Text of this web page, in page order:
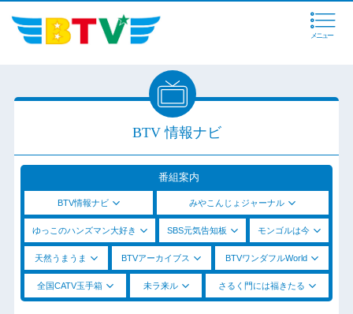
メニュー
BTV 情報ナビ
番組案内
BTV情報ナビ みやこんじょジャーナル
ゆっこのハンズマン大好き SBS元気告知板 モンゴルは今
天然うまうま BTVアーカイブス BTVワンダフルWorld
全国CATV玉手箱 未ラ来ル さるく門には福きたる